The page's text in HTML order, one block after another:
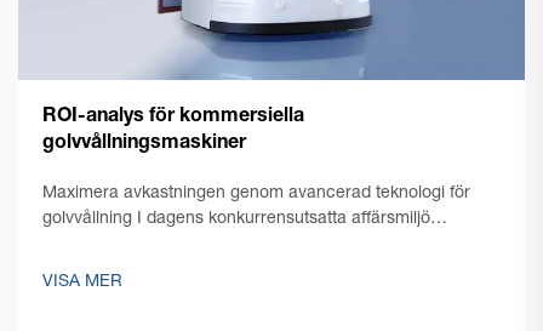
ROI-analys för kommersiella
golvvållningsmaskiner
Maximera avkastningen genom avancerad teknologi för
golvvållning I dagens konkurrensutsatta affärsmiljö
optimera sina driftskostnader samtidigt som de
VISA MER